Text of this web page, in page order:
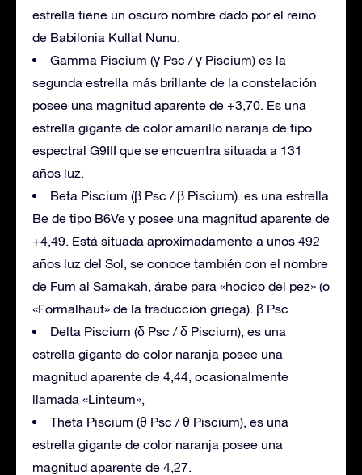
estrella tiene un oscuro nombre dado por el reino
de Babilonia Kullat Nunu.
Gamma Piscium (γ Psc / γ Piscium) es la
segunda estrella más brillante de la constelación
posee una magnitud aparente de +3,70. Es una
estrella gigante de color amarillo naranja de tipo
espectral G9III que se encuentra situada a 131
años luz.
Beta Piscium (β Psc / β Piscium). es una estrella
Be de tipo B6Ve y posee una magnitud aparente de
+4,49. Está situada aproximadamente a unos 492
años luz del Sol, se conoce también con el nombre
de Fum al Samakah, árabe para «hocico del pez» (o
«Formalhaut» de la traducción griega). β Psc
Delta Piscium (δ Psc / δ Piscium), es una
estrella gigante de color naranja posee una
magnitud aparente de 4,44, ocasionalmente
llamada «Linteum»,
Theta Piscium (θ Psc / θ Piscium), es una
estrella gigante de color naranja posee una
magnitud aparente de 4,27.